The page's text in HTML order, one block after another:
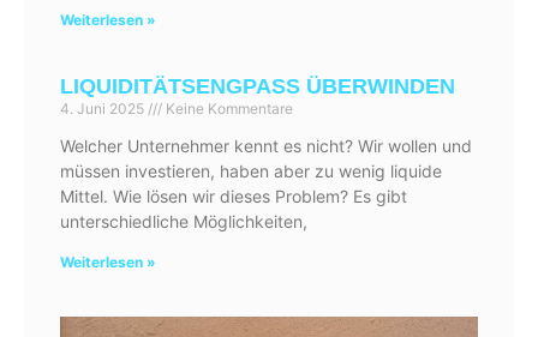
Weiterlesen »
LIQUIDITÄTSENGPASS ÜBERWINDEN
4. Juni 2025 Keine Kommentare
Welcher Unternehmer kennt es nicht? Wir wollen und
müssen investieren, haben aber zu wenig liquide
Mittel. Wie lösen wir dieses Problem? Es gibt
unterschiedliche Möglichkeiten,
Weiterlesen »